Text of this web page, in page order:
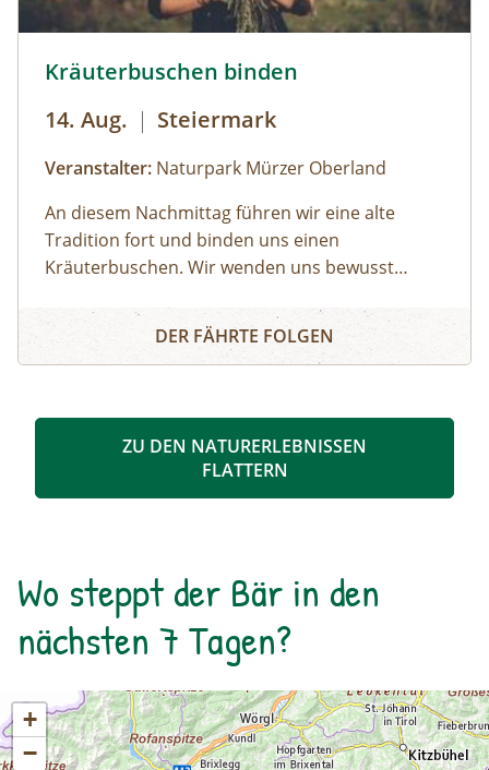
Kräuterbuschen binden
14. Aug. | Steiermark
Veranstalter: Naturpark Mürzer Oberland
An diesem Nachmittag führen wir eine alte
Tradition fort und binden uns einen
Kräuterbuschen. Wir wenden uns bewusst
Gesundheit zu erhalten.
Kräuterbuschen binden
DER FÄHRTE FOLGEN
ZU DEN NATURERLEBNISSEN
FLATTERN
Wo steppt der Bär in den
nächsten 7 Tagen?
+
−